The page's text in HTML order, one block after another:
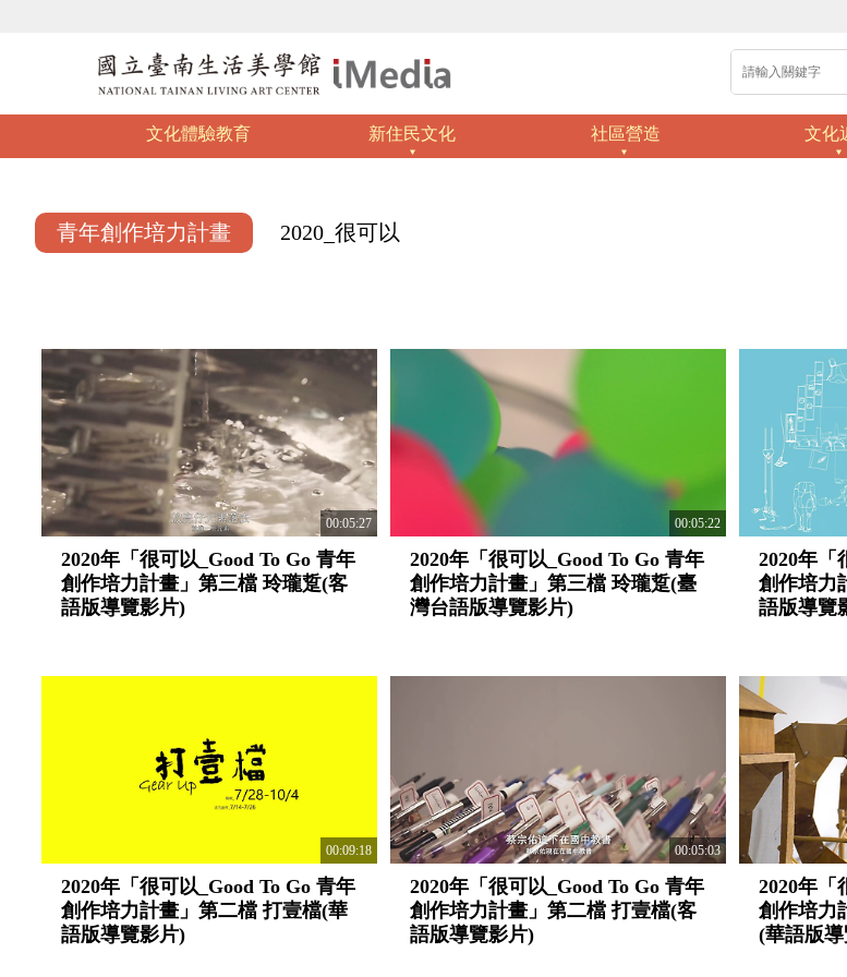
文化體驗教育 新住民文化 社區營造 文化
青年創作培力計畫 2020_很可以
00:05:27
2020年「很可以_Good To Go 青年
創作培力計畫」第三檔 玲瓏踅(客
語版導覽影片)
00:05:22
2020年「很可以_Good To Go 青年
創作培力計畫」第三檔 玲瓏踅(臺
灣台語版導覽影片)
2020年「
創作培力
語版導覽
00:09:18
2020年「很可以_Good To Go 青年
創作培力計畫」第二檔 打壹檔(華
語版導覽影片)
00:05:03
2020年「很可以_Good To Go 青年
創作培力計畫」第二檔 打壹檔(客
語版導覽影片)
2020年「
創作培力
(華語版